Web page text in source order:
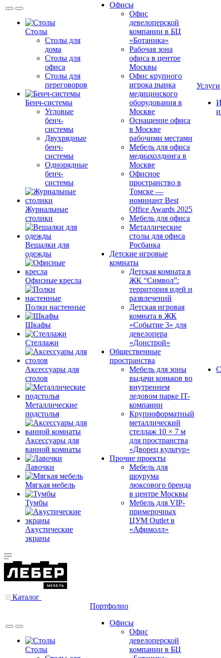
Столы
Столы для
дома
Столы для
офиса
Столы для
переговоров
Бенч-системы
Угловые
бенч-
системы
Двухрядные
бенч-
системы
Однорядные
бенч-
системы
Журнальные
столики
Вешалки для
одежды
Офисные кресла
Полки настенные
Шкафы
Стеллажи
Аксессуары для
столов
Металлические
подстолья
Аксессуары для
ванной комнаты
Лавочки
Мягкая мебель
Тумбы
Акустические
экраны
Офисы
Офис
девелоперской
компании в БЦ
«Ботаника»
Рабочая зона
офиса в центре
Москвы
Офис крупного
игрока рынка
медицинского
оборудования в
Москве
Оснащение офиса
в Москве
рабочими местами
Мебель для офиса
медиахолдинга в
Москве
Офисное
пространство в
Томске —
номинант Best
Office Awards 2025
Мебель для офиса
Металлические
столы для офиса
Росбанка
Детские игровые
комнаты
Детская комната в
ЖК “Символ”:
территория идей и
развлечений
Детская игровая
комната в ЖК
«Событие 3» для
девелопера
«Донстрой»
Общественные
пространства
Мебель для зоны
выдачи коньков во
внутреннем
ледовом парке IT-
компании
Крупноформатный
металлический
стеллаж 10 × 7 м
для пространства
«Дворец культур»
Прочие проекты
Мебель для
шоурума
люксового бренда
в центре Москвы
Мебель для VIP-
примерочных
ЦУМ Outlet в
«Афимолл»
Услуги
Каталог
Столы
Портфолио
Офисы
Офис
девелоперской
компании в БЦ